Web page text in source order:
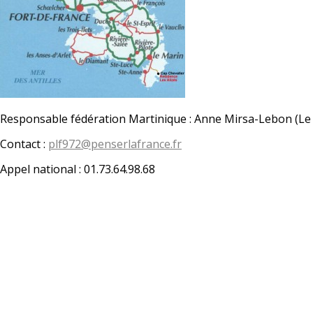
Responsable fédération Martinique : Anne Mirsa-Lebon (Le
Contact : plf972@penserlafrance.fr
Appel national : 01.73.64.98.68